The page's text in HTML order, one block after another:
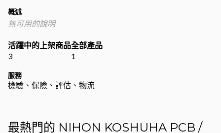
概述
無可用的說明
活躍中的上架商品
3
全部產品
1
服務
檢驗、保險、評估、物流
最熱門的 NIHON KOSHUHA PCB /